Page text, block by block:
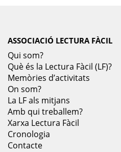
ASSOCIACIÓ LECTURA FÀCIL
Qui som?
Què és la Lectura Fàcil (LF)?
Memòries d’activitats
On som?
La LF als mitjans
Amb qui treballem?
Xarxa Lectura Fàcil
Cronologia
Contacte